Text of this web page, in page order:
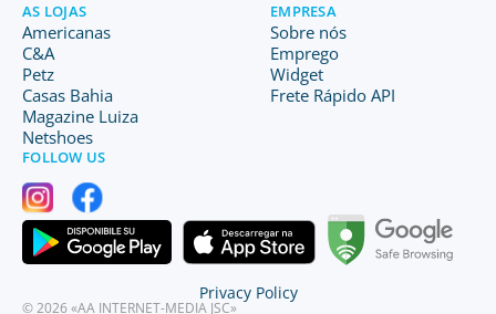
AS LOJAS
Americanas
C&A
Petz
Casas Bahia
Magazine Luiza
Netshoes
EMPRESA
Sobre nós
Emprego
Widget
Frete Rápido API
FOLLOW US
© 2026 «AA INTERNET-MEDIA JSC»
Privacy Policy